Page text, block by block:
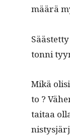
määrä
ton­ni
Mikä
to ?
taitaa